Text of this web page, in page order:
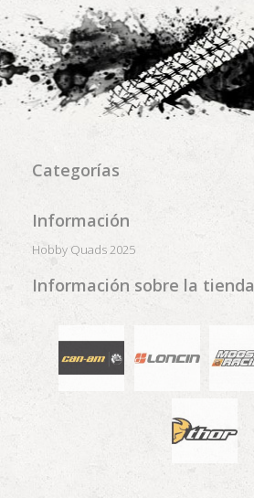
Categorías
Información
Hobby Quads 2025
Información sobre la tienda